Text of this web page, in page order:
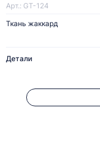
Арт.: GT-124
Ткань жаккард
Детали